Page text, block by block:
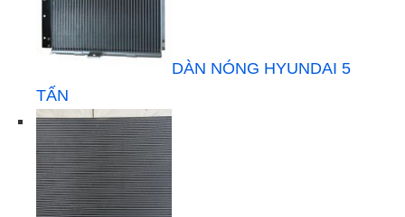
DÀN NÓNG HYUNDAI 5
TẤN